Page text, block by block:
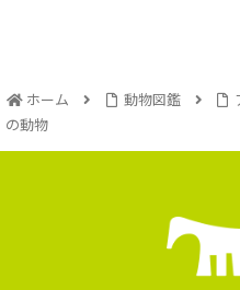
ホーム 動物図鑑
の動物